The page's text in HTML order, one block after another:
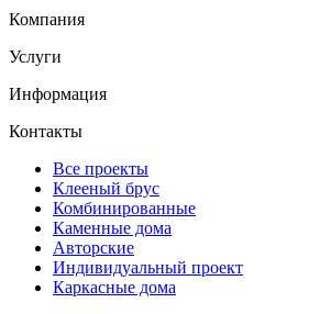
Компания
Услуги
Информация
Контакты
Все проекты
Клееный брус
Комбинированные
Каменные дома
Авторские
Индивидуальный проект
Каркасные дома